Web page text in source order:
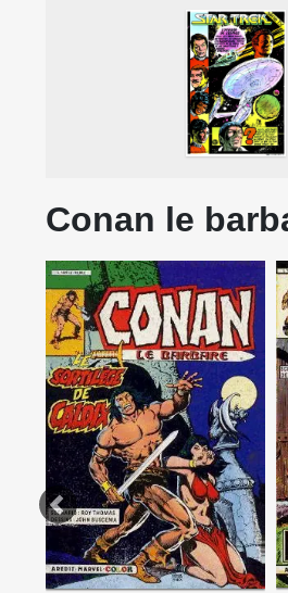
Conan le